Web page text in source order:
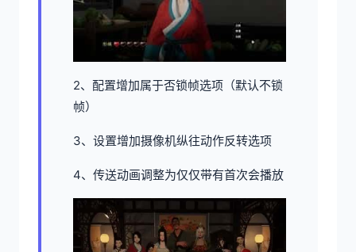
2、配置增加属于否锁帧选项（默认不锁
帧）
3、设置增加摄像机纵往动作反转选项
4、传送动画调整为仅仅带有首次会播放